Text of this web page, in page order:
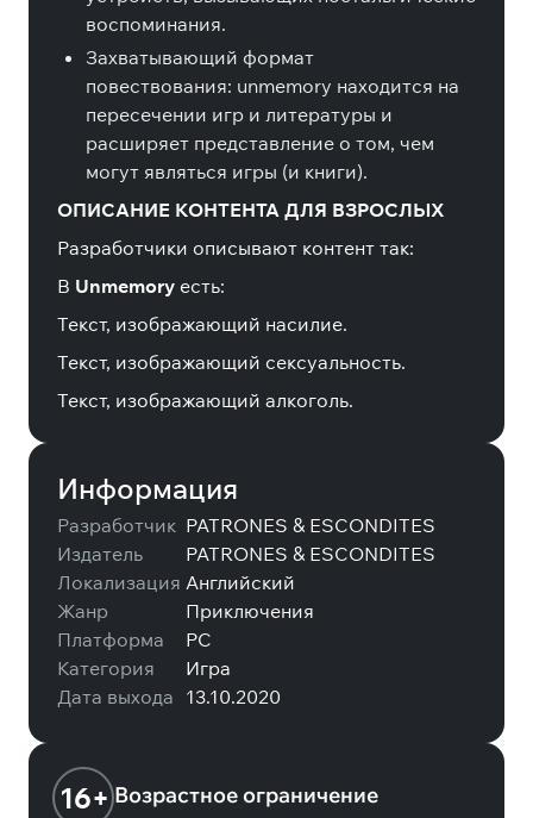
воспоминания.
Захватывающий формат
повествования: unmemory находится на
пересечении игр и литературы и
расширяет представление о том, чем
могут являться игры (и книги).
ОПИСАНИЕ КОНТЕНТА ДЛЯ ВЗРОСЛЫХ
Разработчики описывают контент так:
В Unmemory есть:
Текст, изображающий насилие.
Текст, изображающий сексуальность.
Текст, изображающий алкоголь.
Информация
Разработчик PATRONES & ESCONDITES
Издатель
PATRONES & ESCONDITES
Локализация Английский
Жанр
Приключения
Платформа
PC
Категория
Игра
Дата выхода 13.10.2020
16+ Возрастное ограничение